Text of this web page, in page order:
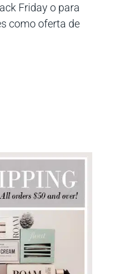
Friday o para
como oferta de